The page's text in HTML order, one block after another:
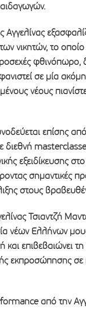
Αγγελίνας
νικητών, το
φθινόπωρο,
σε μία
νέους
επίσης
διεθνή
εξειδίκευσης
σημαντικές
στους
Τσιαντζή
νέων Ελλήνων
και επιβεβαιώνει
εκπροσώπησης σε
από την